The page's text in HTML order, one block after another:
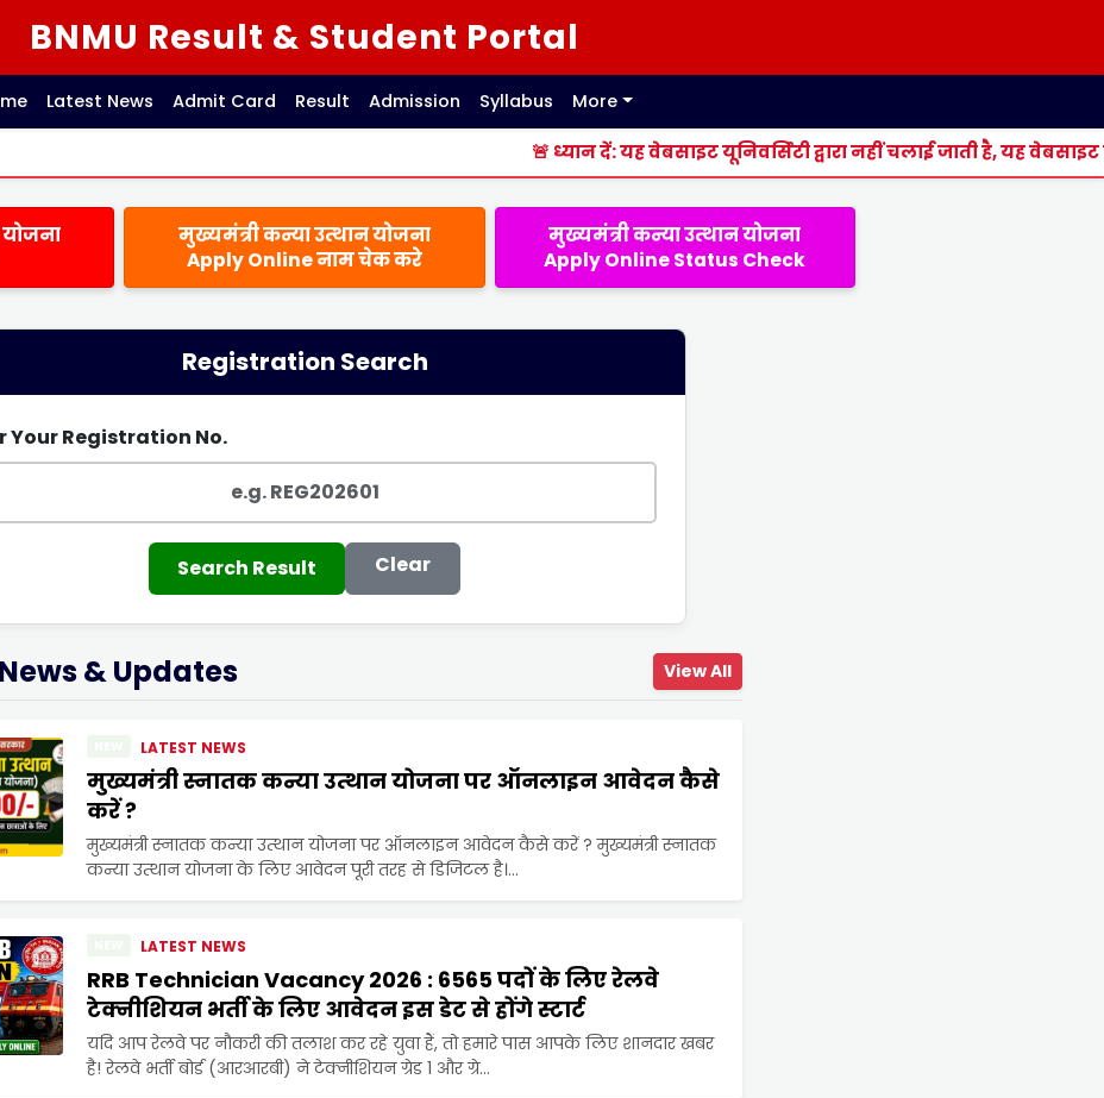
BNMU Result & Student Portal
Latest News Admit Card Result Admission Syllabus More
ध्यान दें:यह वेबसाइट यूनिवर्सिटी द्वारा नहीं चलाई जाती है, यह वेबसाइट
मुख्यमंत्री कन्या उत्थान योजना
Apply Online नाम चेक करे
मुख्यमंत्री कन्या उत्थान योजना
Apply Online Status Check
Registration Search
Your Registration No.
Search Result Clear
& Updates View All
LATEST NEWS
मुख्यमंत्री स्नातक कन्या उत्थान योजना पर ऑनलाइन आवेदन कैसे
करें ?
मुख्यमंत्री स्नातक कन्या उत्थान योजना पर ऑनलाइन आवेदन कैसे करें ? मुख्यमंत्री स्नातक
कन्या उत्थान योजना के लिए आवेदन पूरी तरह से डिजिटल है।...
LATEST NEWS
RRB Technician Vacancy 2026 : 6565 पदों के लिए रेलवे
टेक्नीशियन भर्ती के लिए आवेदन इस डेट से होंगे स्टार्ट
यदि आप रेलवे पर नौकरी की तलाश कर रहे युवा हैं, तो हमारे पास आपके लिए शानदार खबर
है! रेलवे भर्ती बोर्ड (आरआरबी) ने टेक्नीशियन ग्रेड 1 और ग्रे...